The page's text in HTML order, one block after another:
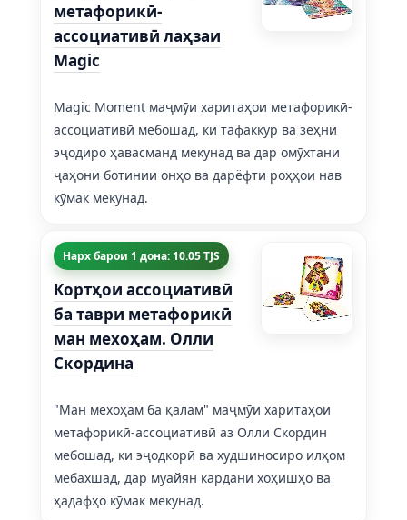
метафорикӣ-
ассоциативӣ лаҳзаи
Magic
Magic Moment маҷмӯи харитаҳои метафорикӣ-
ассоциативӣ мебошад, ки тафаккур ва зеҳни
эҷодиро ҳавасманд мекунад ва дар омӯхтани
ҷаҳони ботинии онҳо ва дарёфти роҳҳои нав
кӯмак мекунад.
Нарх барои 1 дона: 10.05 TJS
Кортҳои ассоциативӣ
ба таври метафорикӣ
ман мехоҳам. Олли
Скордина
"Ман мехоҳам ба қалам" маҷмӯи харитаҳои
метафорикӣ-ассоциативӣ аз Олли Скордин
мебошад, ки эҷодкорӣ ва худшиносиро илҳом
мебахшад, дар муайян кардани хоҳишҳо ва
ҳадафҳо кӯмак мекунад.